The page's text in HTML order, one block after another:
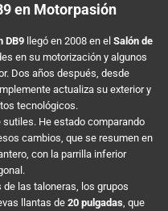
en Motorpasión
DB9 llegó en 2008 en el Salón de
en su motorización y algunos
Dos años después, desde
actualiza su exterior y
tecnológicos.
He estado comparando
cambios, que se resumen en
con la parrilla inferior
las taloneras, los grupos
llantas de 20 pulgadas , que